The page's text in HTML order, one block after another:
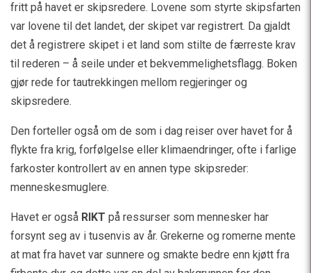
fritt på havet er skipsredere. Lovene som styrte skipsfarten
var lovene til det landet, der skipet var registrert. Da gjaldt
det å registrere skipet i et land som stilte de færreste krav
til rederen – å seile under et bekvemmelighetsflagg. Boken
gjør rede for tautrekkingen mellom regjeringer og
skipsredere.
Den forteller også om de som i dag reiser over havet for å
flykte fra krig, forfølgelse eller klimaendringer, ofte i farlige
farkoster kontrollert av en annen type skipsreder:
menneskesmuglere.
Havet er også RIKT på ressurser som mennesker har
forsynt seg av i tusenvis av år. Grekerne og romerne mente
at mat fra havet var sunnere og smakte bedre enn kjøtt fra